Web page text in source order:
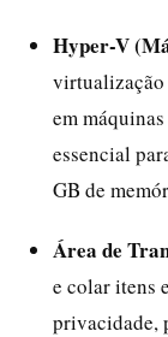
Hyper-V
virtualização
em
essencial
GB de
Área de
e colar itens
privacidade,